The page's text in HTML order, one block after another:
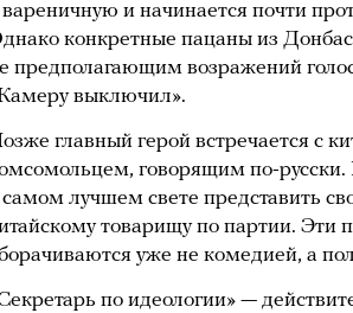
и начинается почти
конкретные пацаны из
предполагающим возражений
выключил».
главный герой встречается с
говорящим по-русски.
лучшем свете представить
товарищу по партии. Эти
уже не комедией, а
по идеологии» —